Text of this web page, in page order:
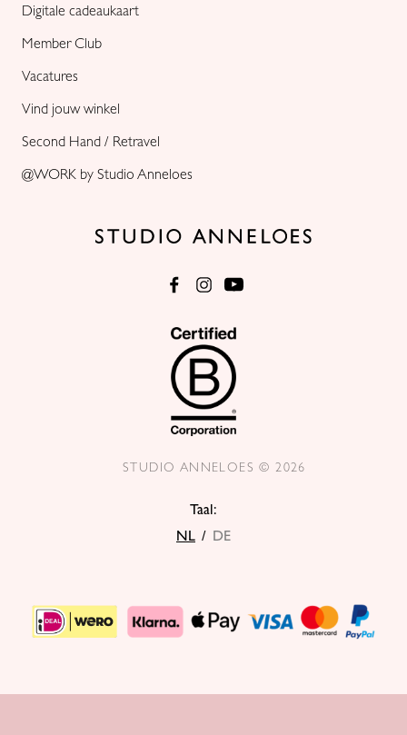
Digitale cadeaukaart
Member Club
Vacatures
Vind jouw winkel
Second Hand / Retravel
@WORK by Studio Anneloes
Taal:
NL / DE
STUDIO ANNELOES © 2026